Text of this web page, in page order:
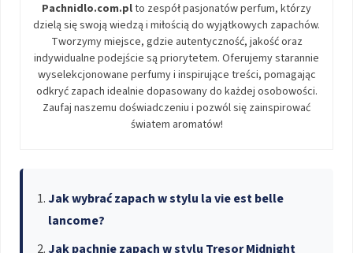
Pachnidlo.com.plto zespół pasjonatów perfum, którzy
dzielą się swoją wiedzą i miłością do wyjątkowych zapachów.
Tworzymy miejsce, gdzie autentyczność, jakość oraz
indywidualne podejście są priorytetem. Oferujemy starannie
wyselekcjonowane perfumy i inspirujące treści, pomagając
odkryć zapach idealnie dopasowany do każdej osobowości.
Zaufaj naszemu doświadczeniu i pozwól się zainspirować
światem aromatów!
Jak wybrać zapach w stylu la vie est belle
lancome?
Jak pachnie zapach w stylu Tresor Midnight